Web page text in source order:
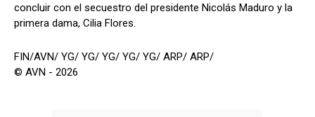
concluir con el secuestro del presidente Nicolás Maduro y la
primera dama, Cilia Flores.
FIN/AVN/ YG/ YG/ YG/ YG/ YG/ ARP/ ARP/
© AVN - 2026